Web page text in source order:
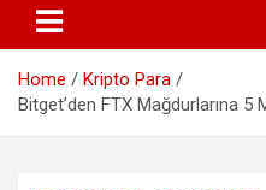
Home
Kripto Para
Bitget’den FTX Mağdurlarına 5